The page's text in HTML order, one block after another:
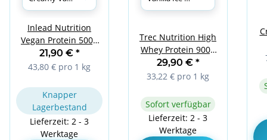
Inlead Nutrition
Vegan Protein 500g
Creamy Vanilla
21,90 € *
43,80 € pro 1 kg
Knapper
Lagerbestand
Lieferzeit: 2 - 3
Werktage
Trec Nutrition High
Whey Protein 900g
Vanilla Ice Cream
29,90 € *
33,22 € pro 1 kg
Sofort verfügbar
Lieferzeit: 2 - 3
Werktage